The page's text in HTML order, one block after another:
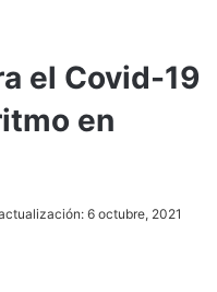
el Covid-19
en
6 octubre, 2021